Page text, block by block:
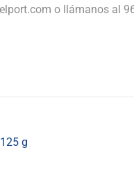
o llámanos al
g